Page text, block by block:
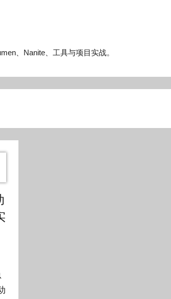
、Nanite、工具与项目实战。